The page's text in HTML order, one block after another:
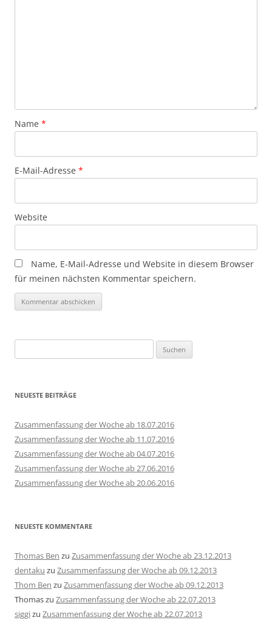
Name *
E-Mail-Adresse *
Website
Name, E-Mail-Adresse und Website in diesem Browser
für meinen nächsten Kommentar speichern.
nach:
NEUESTE BEITRÄGE
Zusammenfassung der Woche ab 18.07.2016
Zusammenfassung der Woche ab 11.07.2016
Zusammenfassung der Woche ab 04.07.2016
Zusammenfassung der Woche ab 27.06.2016
Zusammenfassung der Woche ab 20.06.2016
NEUESTE KOMMENTARE
Thomas Ben zu Zusammenfassung der Woche ab 23.12.2013
dentaku zu Zusammenfassung der Woche ab 09.12.2013
Thom Ben zu Zusammenfassung der Woche ab 09.12.2013
Thomaszu Zusammenfassung der Woche ab 22.07.2013
siggizu Zusammenfassung der Woche ab 22.07.2013